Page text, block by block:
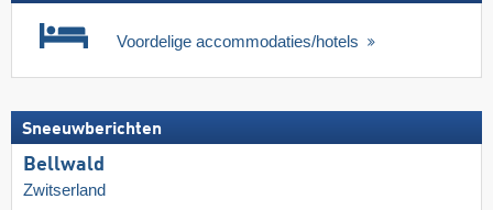
Voordelige accommodaties/hotels
Sneeuwberichten
Bellwald
Zwitserland